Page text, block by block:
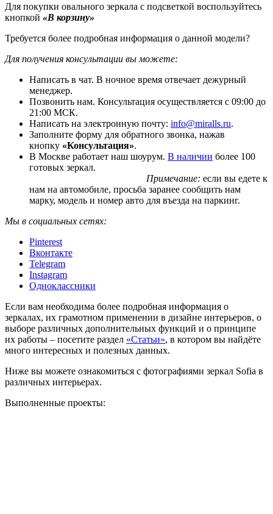
Для покупки овального зеркала с подсветкой воспользуйтесь
кнопкой «В корзину»
Требуется более подробная информация о данной модели?
Для получения консультации вы можете:
Написать в чат. В ночное время отвечает дежурный
менеджер.
Позвонить нам. Консультация осуществляется с 09:00 до
21:00 МСК.
Написать на электронную почту: info@miralls.ru.
Заполните форму для обратного звонка, нажав
кнопку «Консультация».
В Москве работает наш шоурум. В наличии более 100
готовых зеркал.
Примечание: если вы едете к
нам на автомобиле, просьба заранее сообщить нам
марку, модель и номер авто для въезда на паркинг.
Мы в социальных сетях:
Pinterest
Вконтакте
Telegram
Instagram
Одноклассники
Если вам необходима более подробная информация о
зеркалах, их грамотном применении в дизайне интерьеров, о
выборе различных дополнительных функций и о принципе
их работы – посетите раздел «Статьи», в котором вы найдёте
много интересных и полезных данных.
Ниже вы можете ознакомиться с фотографиями зеркал Sofia в
различных интерьерах.
Выполненные проекты: